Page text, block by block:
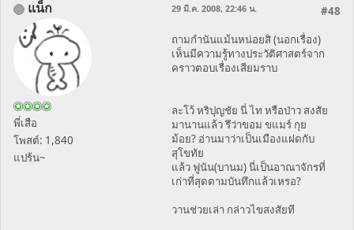
แน็ก
พี่เสือ
โพสต์: 1,840
แปร้น~
#48
29 มี.ค. 2008, 22:46 น.
ถามกำนันแม้นหน่อยสิ (นอกเรื่อง)
เห็นมีความรู้ทางประวัติศาสตร์จาก
คราวตอบเรื่องเสียมราบ
ละโว้ หริปุญชัย นี่ ไท หรือป่าว สงสัย
มานานแล้ว รึว่าขอม ขแมร์ กุย
ม้อย? อ่านมาว่าเป็นเมืองแฝดกับ
สุโขทัย
แล้ว ฟูนัน(บานม) นี่เป็นอาณาจักรที่
เก่าที่สุดตามบันทึกแล้วเหรอ?
วานช่วยเล่า กล่าวไขสงสัยที